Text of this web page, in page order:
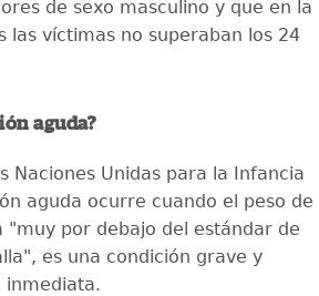
de sexo masculino y que en la
las víctimas no superaban los 24
aguda?
Naciones Unidas para la Infancia
aguda ocurre cuando el peso de
"muy por debajo del estándar de
es una condición grave y
inmediata.